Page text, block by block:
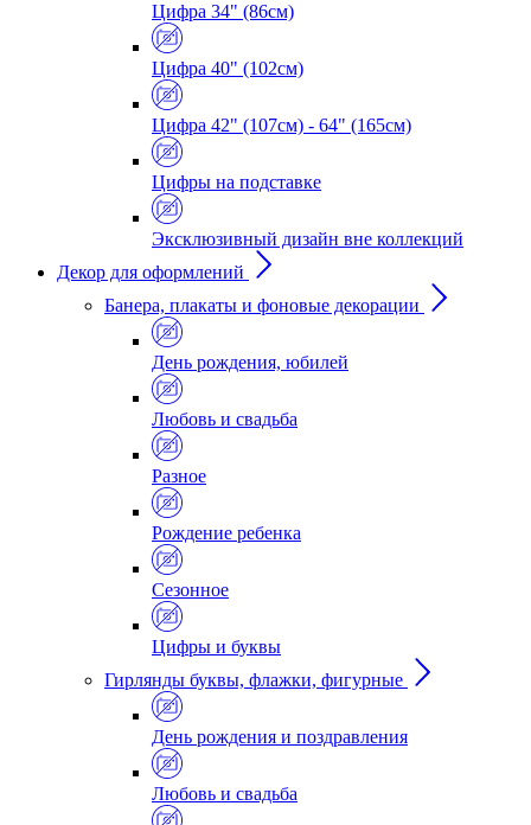
Цифра 34" (86см)
Цифра 40" (102см)
Цифра 42" (107см) - 64" (165см)
Цифры на подставке
Эксклюзивный дизайн вне коллекций
Декор для оформлений
Банера, плакаты и фоновые декорации
День рождения, юбилей
Любовь и свадьба
Разное
Рождение ребенка
Сезонное
Цифры и буквы
Гирлянды буквы, флажки, фигурные
День рождения и поздравления
Любовь и свадьба